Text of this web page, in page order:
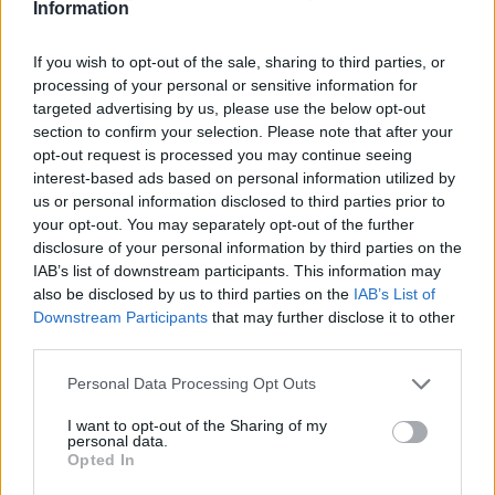
Information
If you wish to opt-out of the sale, sharing to third parties, or
processing of your personal or sensitive information for
targeted advertising by us, please use the below opt-out
section to confirm your selection. Please note that after your
opt-out request is processed you may continue seeing
interest-based ads based on personal information utilized by
us or personal information disclosed to third parties prior to
your opt-out. You may separately opt-out of the further
disclosure of your personal information by third parties on the
IAB’s list of downstream participants. This information may
also be disclosed by us to third parties on the IAB’s List of
Downstream Participants that may further disclose it to other
Personal Data Processing Opt Outs
I want to opt-out of the Sharing of my
personal data.
Opted In
αυτό πολύ γρήγορα ήλθε σε σύγκρουση με τον
Λικίνιο (Ο Λικίνιος ήταν σύζυγος της αδελφής του
Κωνσταντίνου, Κωνσταντίας). Ο Κωνσταντίνος
επικράτησε σε σειρά μαχών και ναυμαχιών και το
324 έγινε κυρίαρχος σε ολόκληρη την
αυτοκρατορία.
Μετά την επικράτησή του, κύριο μέλημα του
Κωνσταντίνου ήταν η ανόρθωση της
παραπαίουσας αυτοκρατορίας. Με μία σειρά
μεταρρυθμίσεων που πραγματοποίησε,
αποκατέστησε την ενότητα της αυτοκρατορικής
την κατάργηση των αξιωμάτων του Αύγουστου
και του Καίσαρα, ενώ περιόρισε σημαντικά τις